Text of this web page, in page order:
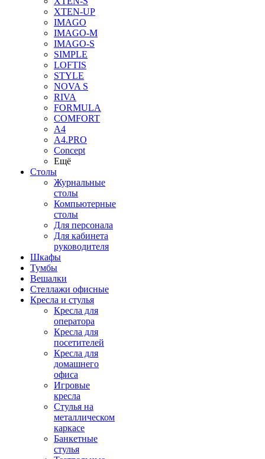
XTEN-UP
IMAGO
IMAGO-M
IMAGO-S
SIMPLE
LOFTIS
STYLE
NOVA S
RIVA
FORMULA
COMFORT
A4
A4.PRO
Concept
Ещё
Столы
Журнальные
столы
Компьютерные
столы
Для персонала
Для кабинета
руководителя
Шкафы
Тумбы
Вешалки
Стеллажи офисные
Кресла и стулья
Кресла для
оператора
Кресла для
посетителей
Кресла для
домашнего
офиса
Игровые
кресла
Стулья на
металлическом
каркасе
Банкетные
стулья